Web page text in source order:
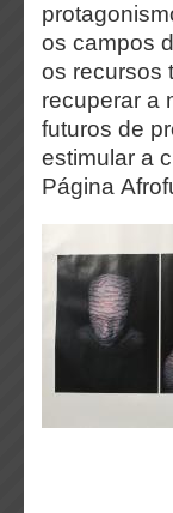
os campos
os recursos
recuperar a
futuros de
estimular a
Página